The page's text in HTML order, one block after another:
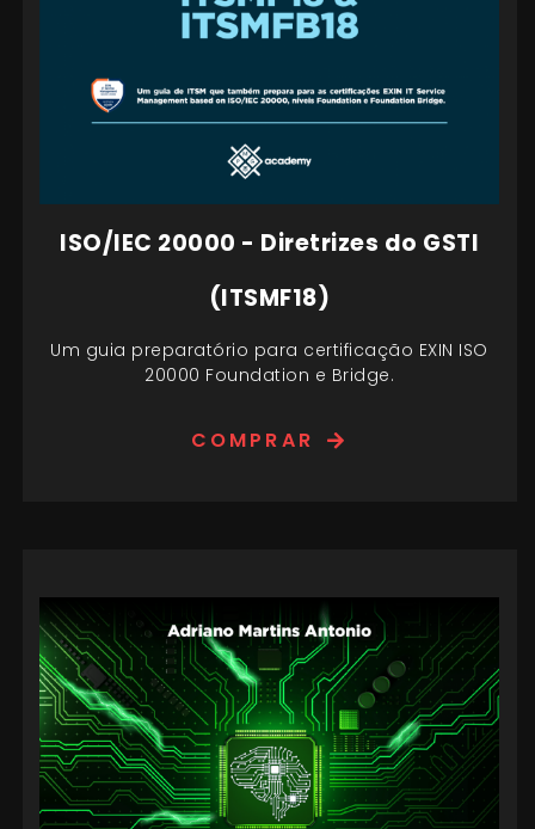
ISO/IEC 20000 - Diretrizes do GSTI
(ITSMF18)
Um guia preparatório para certificação EXIN ISO
20000 Foundation e Bridge.
COMPRAR